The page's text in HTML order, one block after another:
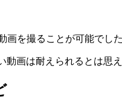
画を撮ることが可能でし
動画は耐えられるとは思